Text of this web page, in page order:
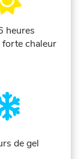
heures
chaleur
de gel